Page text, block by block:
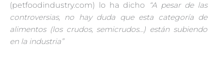
(petfoodindustry.com) lo ha dicho
“A pesar de las
controversias, no hay duda que esta categoría de
alimentos (los crudos, semicrudos…) están subiendo
en la industria”